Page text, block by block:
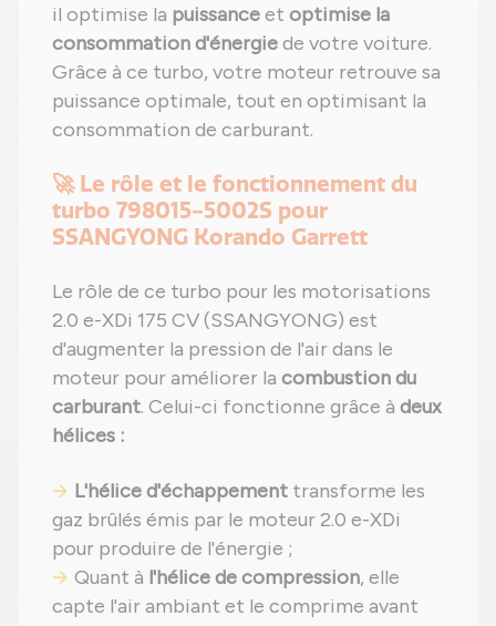
il optimise la puissanceet optimise la
consommation d'énergiede votre voiture.
Grâce à ce turbo, votre moteur retrouve sa
puissance optimale, tout en optimisant la
consommation de carburant.
🚀 Le rôle et le fonctionnement du
turbo 798015-5002S pour
SSANGYONG Korando Garrett
Le rôle de ce turbo pour les motorisations
2.0 e-XDi 175 CV (SSANGYONG) est
d'augmenter la pression de l'air dans le
moteur pour améliorer la combustion du
carburant. Celui-ci fonctionne grâce à deux
hélices :
L'hélice d'échappement transforme les
gaz brûlés émis par le moteur 2.0 e-XDi
pour produire de l'énergie ;
Quant à l'hélice de compression, elle
capte l'air ambiant et le comprime avant